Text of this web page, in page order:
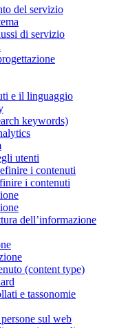
del servizio
di servizio
e il linguaggio
keywords)
utenti
i contenuti
i contenuti
dell’informazione
(content type)
e tassonomie
sul web